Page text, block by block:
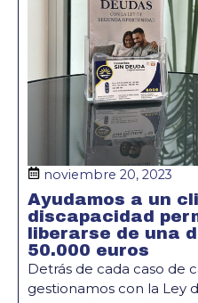
noviembre 20, 2023
Ayudamos a un
discapacidad
liberarse de una
50.000 euros
Detrás de cada caso de
gestionamos con la Ley